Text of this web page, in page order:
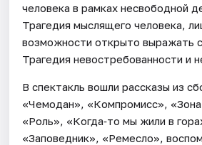
человека в рамках несвободной
Трагедия мыслящего человека,
возможности открыто выражать
Трагедия невостребованности и
В спектакль вошли рассказы из
«Чемодан», «Компромисс»,
«Роль», «Когда‑то мы жили в
«Заповедник», «Ремесло»,